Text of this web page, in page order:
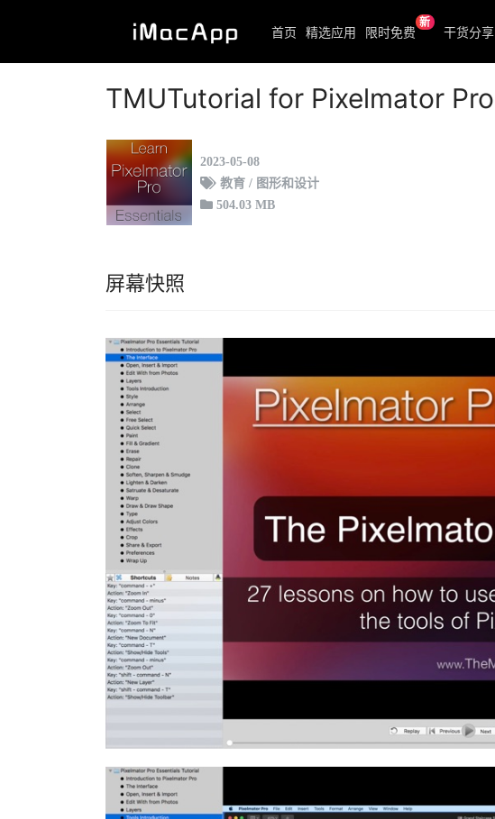
首页 精选应用 限时免费
新
干货分享
TMUTutorial for Pixelmator Pro
2023-05-08
教育 / 图形和设计
504.03 MB
屏幕快照